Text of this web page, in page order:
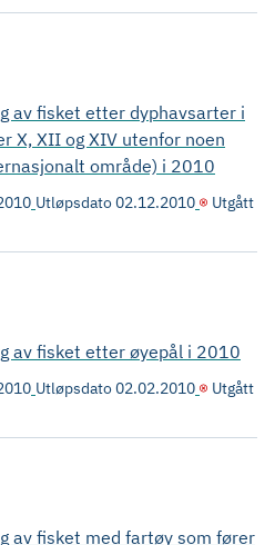
av fisket etter dyphavsarter i
X, XII og XIV utenfor noen
område) i 2010
Utløpsdato02.12.2010 Utgått
av fisket etter øyepål i 2010
Utløpsdato02.02.2010 Utgått
av fisket med fartøy som fører